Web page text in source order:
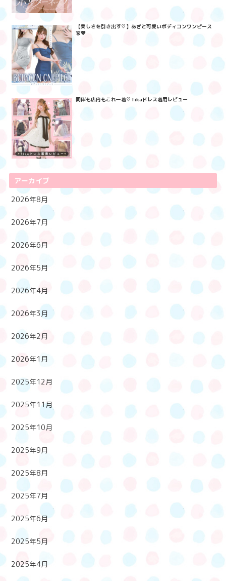
【美しさを引き出す♡】あざと可愛いボディコンワンピース
👗💖
同伴も店内もこれ一着♡Tikaドレス着用レビュー
アーカイブ
2026年8月
2026年7月
2026年6月
2026年5月
2026年4月
2026年3月
2026年2月
2026年1月
2025年12月
2025年11月
2025年10月
2025年9月
2025年8月
2025年7月
2025年6月
2025年5月
2025年4月